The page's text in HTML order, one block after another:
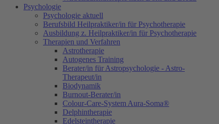
Psychologie
Psychologie aktuell
Berufsbild Heilpraktiker/in für Psychotherapie
Ausbildung z. Heilpraktiker/in für Psychotherapie
Therapien und Verfahren
Astrotherapie
Autogenes Training
Berater/in für Astropsychologie - Astro-
Therapeut/in
Biodynamik
Burnout-Berater/in
Colour-Care-System Aura-Soma®
Delphintherapie
Edelsteintherapie